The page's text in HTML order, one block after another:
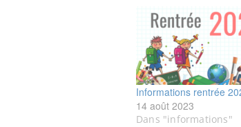
Informations rentrée
14 août 2023
Dans "informations"